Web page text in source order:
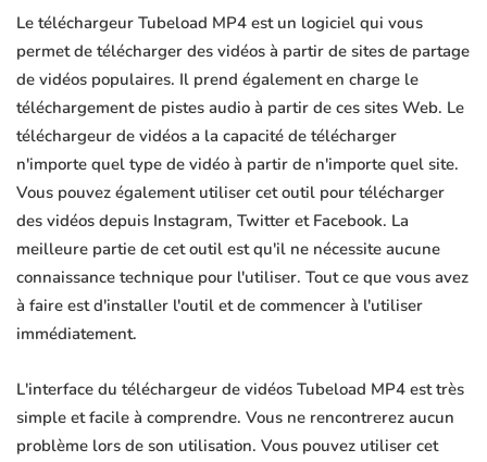
Le téléchargeur Tubeload MP4 est un logiciel qui vous
permet de télécharger des vidéos à partir de sites de partage
de vidéos populaires. Il prend également en charge le
téléchargement de pistes audio à partir de ces sites Web. Le
téléchargeur de vidéos a la capacité de télécharger
n'importe quel type de vidéo à partir de n'importe quel site.
Vous pouvez également utiliser cet outil pour télécharger
des vidéos depuis Instagram, Twitter et Facebook. La
meilleure partie de cet outil est qu'il ne nécessite aucune
connaissance technique pour l'utiliser. Tout ce que vous avez
à faire est d'installer l'outil et de commencer à l'utiliser
immédiatement.
L'interface du téléchargeur de vidéos Tubeload MP4 est très
simple et facile à comprendre. Vous ne rencontrerez aucun
problème lors de son utilisation. Vous pouvez utiliser cet